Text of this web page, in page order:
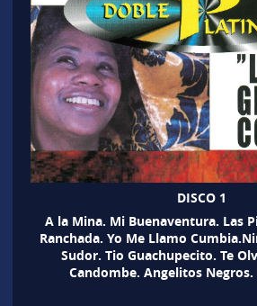
DISCO 1
A la Mina. Mi Buenaventura. Las
Ranchada. Yo Me Llamo
Sudor. Tio Guachupecito. Te
Candombe. Angelitos Negros.